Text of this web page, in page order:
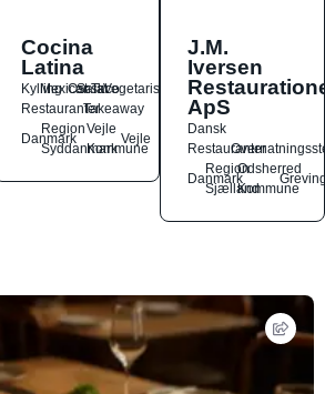
Cocina
Latina
Kylling
Mexicansk
OstSalat
TacoVegetarisk
RestauranterTakeaway
Danmark
Region
Syddanmark
Vejle
Kommune
Vejle
J.M.
Iversen
ApS
Dansk
Restauranter
Danmark
Region
Sjælland
Odsherred
Kommune